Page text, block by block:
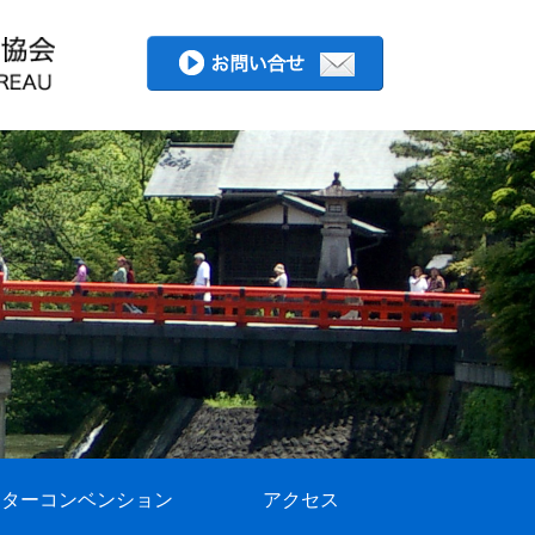
ーコンベンション アクセス